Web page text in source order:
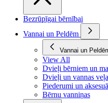
Bezrūpīgai bērnībai
Vannai un Peldēm
Vannai un
View All
Dvieļi bērniem un
Dvieļi un vannas veļa
Piederumi un
Bērnu vanniņas